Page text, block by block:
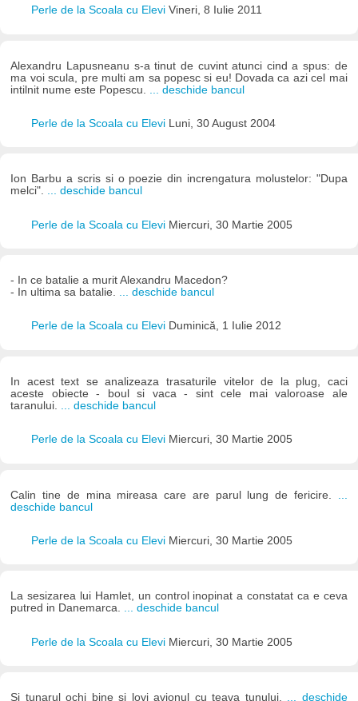
Perle de la Scoala cu Elevi Vineri, 8 Iulie 2011
Alexandru Lapusneanu s-a tinut de cuvint atunci cind a spus: de
ma voi scula, pre multi am sa popesc si eu! Dovada ca azi cel mai
intilnit nume este Popescu.
... deschide bancul
Perle de la Scoala cu Elevi Luni, 30 August 2004
Ion Barbu a scris si o poezie din increngatura molustelor: "Dupa
melci". ... deschide bancul
Perle de la Scoala cu Elevi Miercuri, 30 Martie 2005
- In ce batalie a murit Alexandru Macedon?
- In ultima sa batalie. ... deschide bancul
Perle de la Scoala cu Elevi Duminică, 1 Iulie 2012
In acest text se analizeaza trasaturile vitelor de la plug, caci
aceste obiecte - boul si vaca - sint cele mai valoroase ale
taranului.
... deschide bancul
Perle de la Scoala cu Elevi Miercuri, 30 Martie 2005
Calin tine de mina mireasa care are parul lung de fericire.
deschide bancul
Perle de la Scoala cu Elevi Miercuri, 30 Martie 2005
La sesizarea lui Hamlet, un control inopinat a constatat ca e ceva
putred in Danemarca. ... deschide bancul
Perle de la Scoala cu Elevi Miercuri, 30 Martie 2005
Si tunarul ochi bine si lovi avionul cu teava tunului. ... deschide